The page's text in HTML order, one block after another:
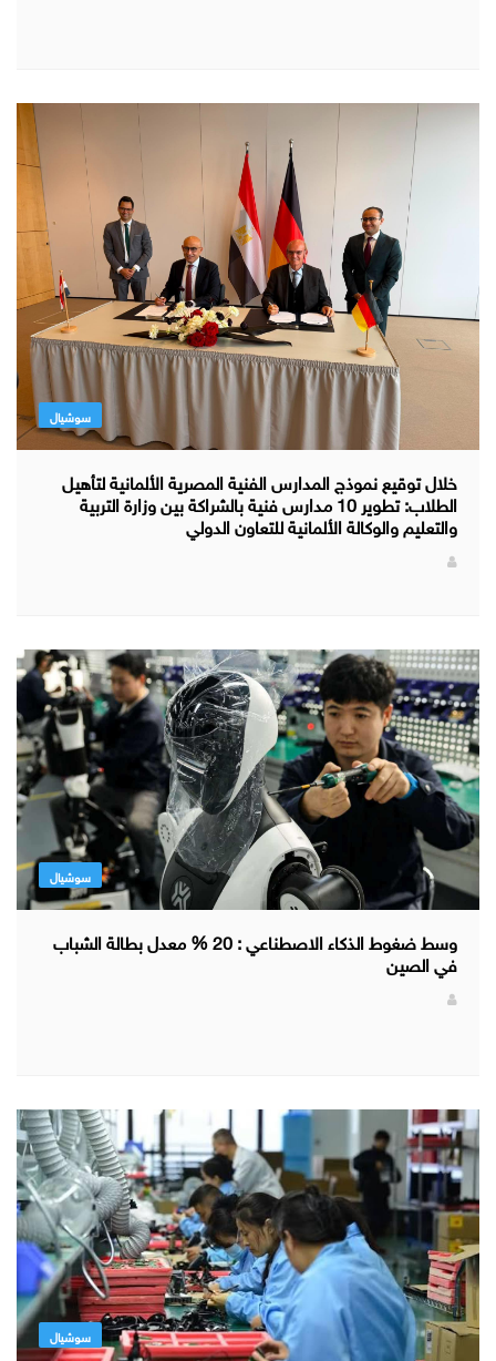
سوشيال
خلال توقيع نموذج المدارس الفنية المصرية الألمانية لتأهيل
الطلاب: تطوير 10 مدارس فنية بالشراكة بين وزارة التربية
والتعليم والوكالة الألمانية للتعاون الدولي
سوشيال
وسط ضغوط الذكاء الاصطناعي : 20 % معدل بطالة الشباب
في الصين
سوشيال